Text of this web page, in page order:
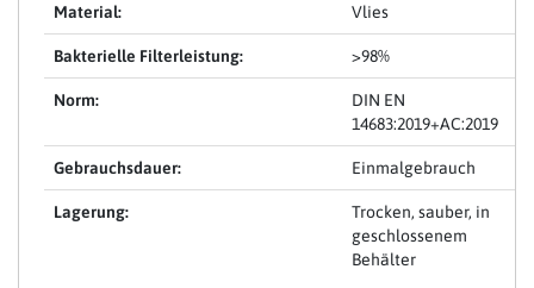
Material: Vlies
Bakterielle Filterleistung: >98%
Norm:
DIN EN
14683:2019+AC:2019
Gebrauchsdauer: Einmalgebrauch
Lagerung:
Trocken, sauber, in
geschlossenem
Behälter